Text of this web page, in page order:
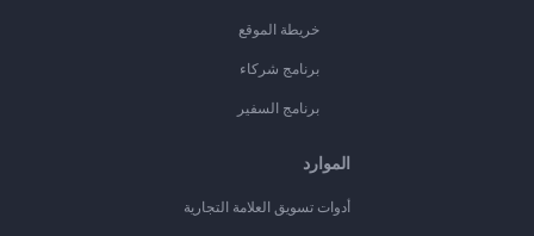
خريطة الموقع
برنامج شركاء
برنامج السفير
الموارد
أدوات تسويق العلامة التجارية